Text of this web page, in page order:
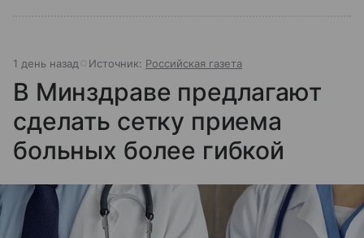
1 день назад Источник: Российская газета
В Минздраве предлагают
сделать сетку приема
больных более гибкой